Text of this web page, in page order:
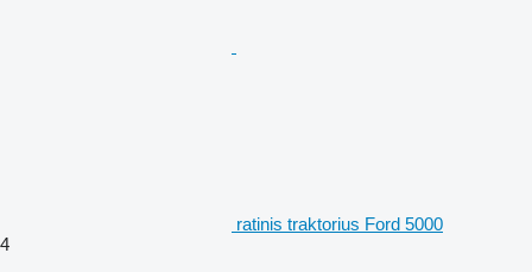
ratinis traktorius Ford 5000
4